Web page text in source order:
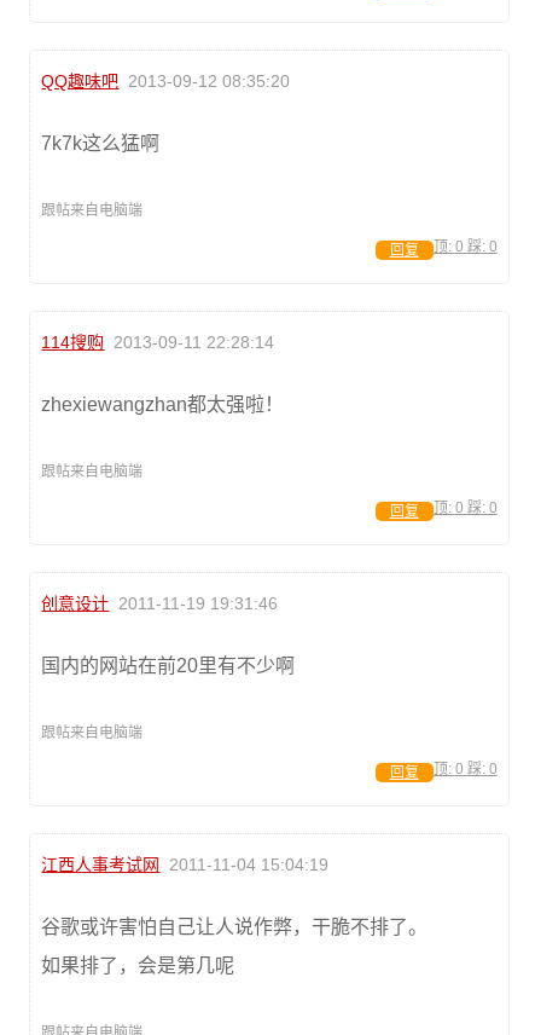
QQ趣味吧 2013-09-12 08:35:20
7k7k这么猛啊
跟帖来自电脑端
顶: 0 踩: 0
回复
114搜购 2013-09-11 22:28:14
zhexiewangzhan都太强啦！
跟帖来自电脑端
顶: 0 踩: 0
回复
创意设计 2011-11-19 19:31:46
国内的网站在前20里有不少啊
跟帖来自电脑端
顶: 0 踩: 0
回复
江西人事考试网 2011-11-04 15:04:19
谷歌或许害怕自己让人说作弊，干脆不排了。
如果排了，会是第几呢